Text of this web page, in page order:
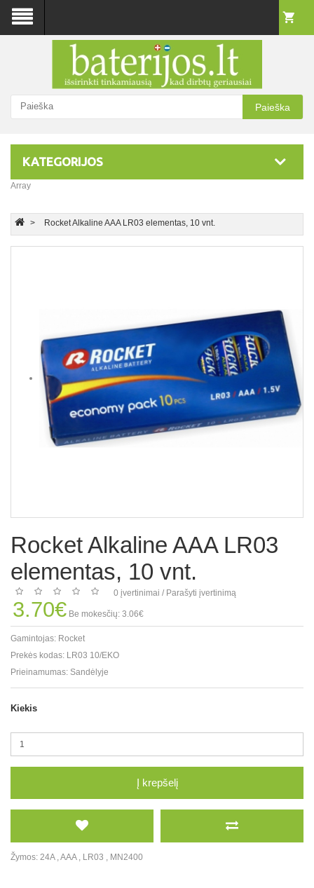
Paieška
KATEGORIJOS
Array
Rocket Alkaline AAA LR03 elementas, 10 vnt.
Rocket Alkaline AAA LR03
elementas, 10 vnt.
0 įvertinimai / Parašyti įvertinimą
3.70€ Be mokesčių: 3.06€
Gamintojas: Rocket
Prekės kodas: LR03 10/EKO
Prieinamumas: Sandėlyje
Kiekis
Į krepšelį
Žymos: 24A,AAA, LR03 , MN2400